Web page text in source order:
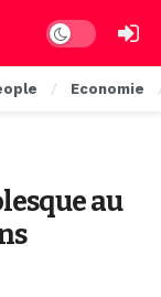
Dark mode
Economie
au